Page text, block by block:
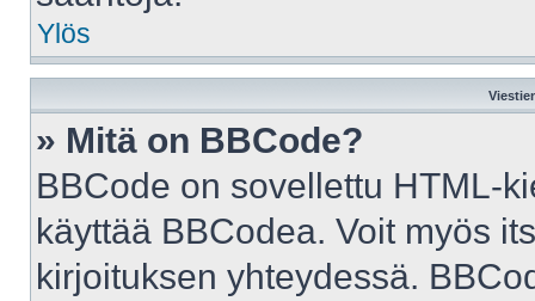
Ylös
» Mitä on BBCode?
BBCode on sovellettu HTML-
käyttää BBCodea. Voit myös
kirjoituksen yhteydessä.